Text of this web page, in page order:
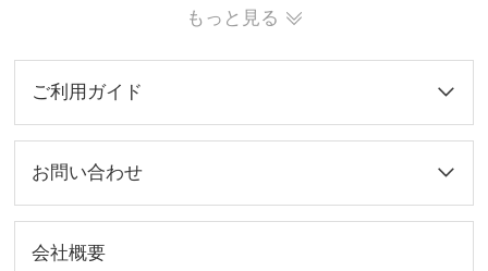
ミアムチタン印鑑の一品です。
もっと見る
ご利用ガイド
お問い合わせ
会社概要